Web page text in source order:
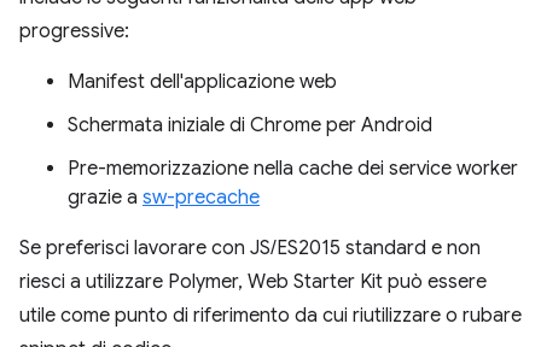
progressive:
Manifest dell'applicazione web
Schermata iniziale di Chrome per Android
Pre-memorizzazione nella cache dei service worker
grazie a sw-precache
Se preferisci lavorare con JS/ES2015 standard e non
riesci a utilizzare Polymer, Web Starter Kit può essere
utile come punto di riferimento da cui riutilizzare o rubare